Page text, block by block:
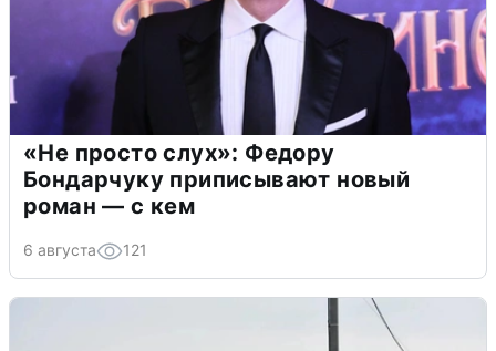
«Не просто слух»: Федору
Бондарчуку приписывают новый
роман — с кем
6 августа 121